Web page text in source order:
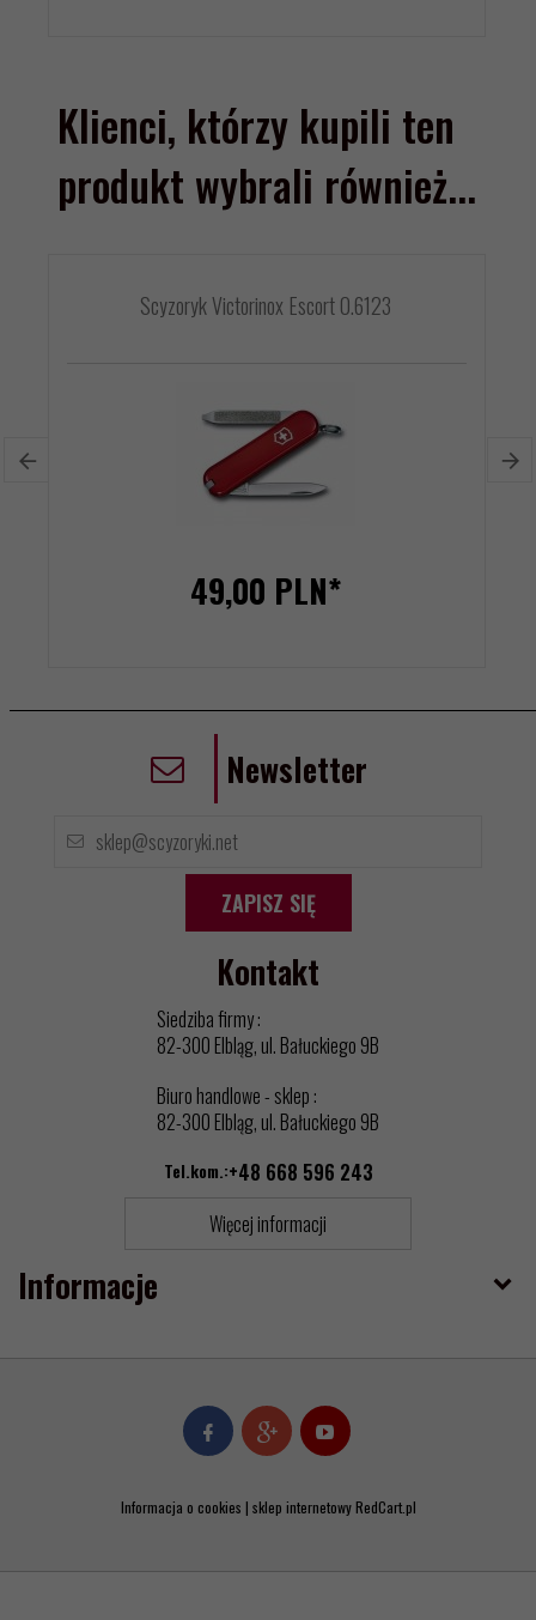
Klienci, którzy kupili ten
produkt wybrali również...
Scyzoryk Victorinox Escort 0.6123
49,00 PLN*
Informacje
Newsletter
ZAPISZ SIĘ
Kontakt
Siedziba firmy :
82-300 Elbląg, ul. Bałuckiego 9B
Biuro handlowe - sklep :
82-300 Elbląg, ul. Bałuckiego 9B
Tel.kom.:+48 668 596 243
Więcej informacji
Informacja o cookies | sklep internetowyRedCart.pl